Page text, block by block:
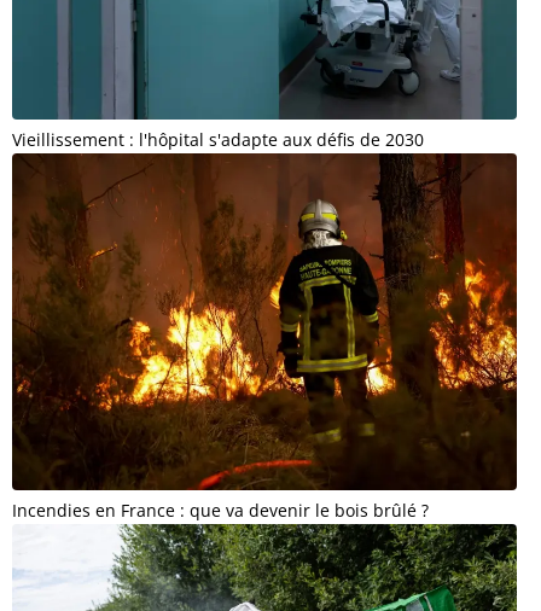
Vieillissement : l'hôpital s'adapte aux défis de 2030
Incendies en France : que va devenir le bois brûlé ?